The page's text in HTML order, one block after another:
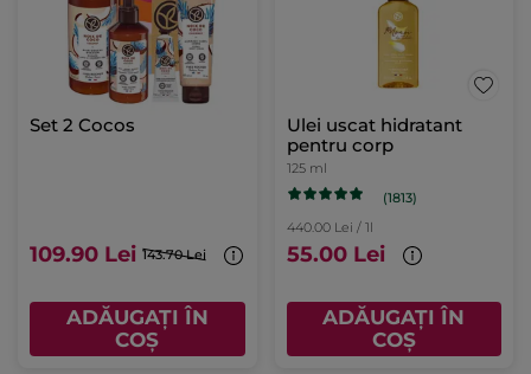
Set 2 Cocos
109.90 Lei 143.70 Lei
ADĂUGAȚI ÎN
COȘ
Ulei uscat hidratant
pentru corp
125 ml
(1813)
440.00 Lei / 1l
55.00 Lei
ADĂUGAȚI ÎN
COȘ